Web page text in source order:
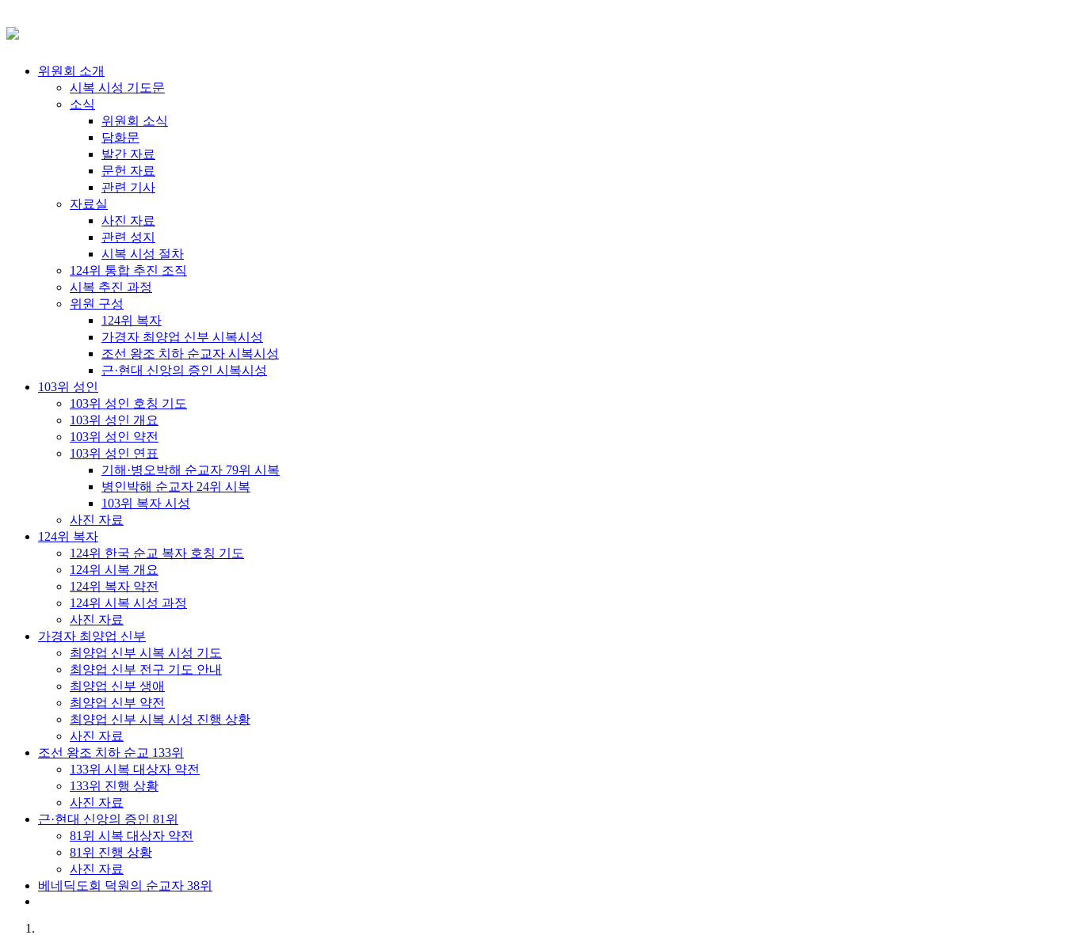
위원회 소개
시복 시성 기도문
소식
위원회 소식
담화문
발간 자료
문헌 자료
관련 기사
자료실
사진 자료
관련 성지
시복 시성 절차
124위 통합 추진 조직
시복 추진 과정
위원 구성
124위 복자
가경자 최양업 신부 시복시성
조선 왕조 치하 순교자 시복시성
근·현대 신앙의 증인 시복시성
103위 성인
103위 성인 호칭 기도
103위 성인 개요
103위 성인 약전
103위 성인 연표
기해·병오박해 순교자 79위 시복
병인박해 순교자 24위 시복
103위 복자 시성
사진 자료
124위 복자
124위 한국 순교 복자 호칭 기도
124위 시복 개요
124위 복자 약전
124위 시복 시성 과정
사진 자료
가경자 최양업 신부
최양업 신부 시복 시성 기도
최양업 신부 전구 기도 안내
최양업 신부 생애
최양업 신부 약전
최양업 신부 시복 시성 진행 상황
사진 자료
조선 왕조 치하 순교 133위
133위 시복 대상자 약전
133위 진행 상황
사진 자료
근·현대 신앙의 증인 81위
81위 시복 대상자 약전
81위 진행 상황
사진 자료
베네딕도회 덕원의 순교자 38위